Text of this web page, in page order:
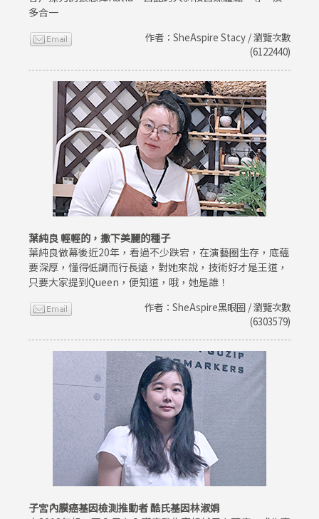
多合一
作者：SheAspire Stacy / 瀏覽次數
(6122440)
葉純良 輕輕的，撒下美麗的種子
葉純良做幕後近20年，看過不少跌宕，在演藝圈生存，底蘊
要深厚，懂得低調而行長遠，對她來說，技術好才是王道，
只要大家提到Queen，便知道，哦，她是誰！
作者：SheAspire黑眼圈 / 瀏覽次數
(6303579)
子宮內膜癌基因檢測推動者 酷氏基因林淑娟